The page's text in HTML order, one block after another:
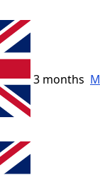
3 months